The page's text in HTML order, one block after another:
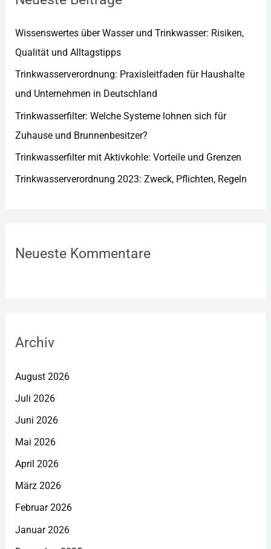
Wissenswertes über Wasser und Trinkwasser: Risiken,
Qualität und Alltagstipps
Trinkwasserverordnung: Praxisleitfaden für Haushalte
und Unternehmen in Deutschland
Trinkwasserfilter: Welche Systeme lohnen sich für
Zuhause und Brunnenbesitzer?
Trinkwasserfilter mit Aktivkohle: Vorteile und Grenzen
Trinkwasserverordnung 2023: Zweck, Pflichten, Regeln
Neueste Kommentare
Archiv
August 2026
Juli 2026
Juni 2026
Mai 2026
April 2026
März 2026
Februar 2026
Januar 2026
e
n